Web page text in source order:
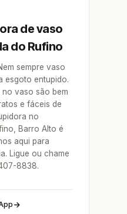
de vaso
do Rufino
sempre vaso
esgoto entupido.
no vaso são bem
e fáceis de
no
Barro Alto é
aqui para
Ligue ou chame
8838.